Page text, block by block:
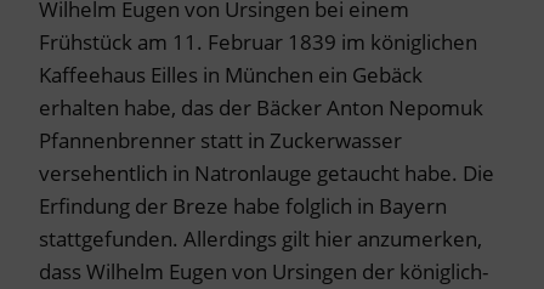
Wilhelm Eugen von Ursingen bei einem
Frühstück am 11. Februar 1839 im königlichen
Kaffeehaus Eilles in München ein Gebäck
erhalten habe, das der Bäcker Anton Nepomuk
Pfannenbrenner statt in Zuckerwasser
versehentlich in Natronlauge getaucht habe. Die
Erfindung der Breze habe folglich in Bayern
stattgefunden. Allerdings gilt hier anzumerken,
dass Wilhelm Eugen von Ursingen der königlich-